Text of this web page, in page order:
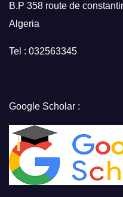
B.P 358 route de
Algeria
Tel : 032563345
Google Scholar :